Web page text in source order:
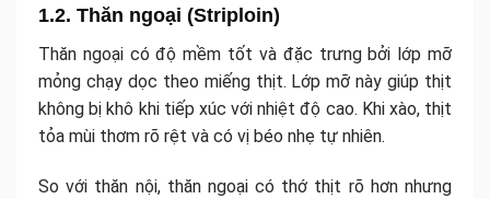
1.2. Thăn ngoại (Striploin)
Thăn ngoại có độ mềm tốt và đặc trưng bởi lớp mỡ
mỏng chạy dọc theo miếng thịt. Lớp mỡ này giúp thịt
không bị khô khi tiếp xúc với nhiệt độ cao. Khi xào, thịt
tỏa mùi thơm rõ rệt và có vị béo nhẹ tự nhiên.
So với thăn nội, thăn ngoại có thớ thịt rõ hơn nhưng